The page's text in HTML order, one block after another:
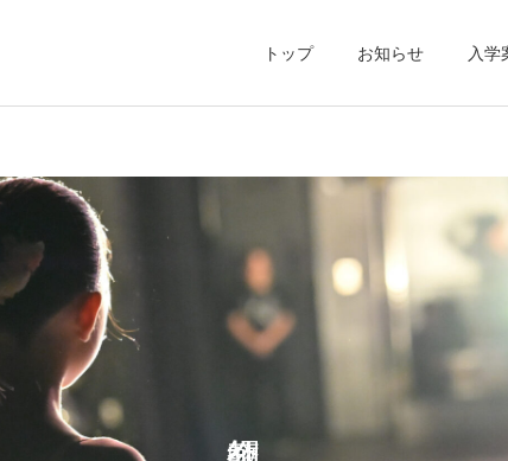
トップ お知らせ 入学
2026
第10回九州国際ダンスコン
ペティション/第83回全国
舞踊コンクール 出場報告
第4回MERCI competition